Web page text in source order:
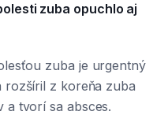
zuba opuchlo aj
zuba je urgentný
rozšíril z koreňa zuba
a tvorí sa absces.